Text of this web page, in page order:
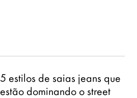
5 estilos de saias jeans que
estão dominando o street